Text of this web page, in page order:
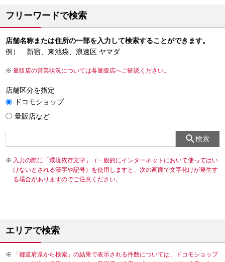
フリーワードで検索
店舗名称または住所の一部を入力して検索することができます。
例） 新宿、東池袋、浪速区 ヤマダ
量販店の営業状況については各量販店へご確認ください。
店舗区分を指定
ドコモショップ
量販店など
検索
入力の際に「環境依存文字」（一般的にインターネットにおいて使ってはい
けないとされる漢字や記号）を使用しますと、次の画面で文字化けが発生す
る場合がありますのでご注意ください。
エリアで検索
「都道府県から検索」の結果で表示される件数については、ドコモショップ